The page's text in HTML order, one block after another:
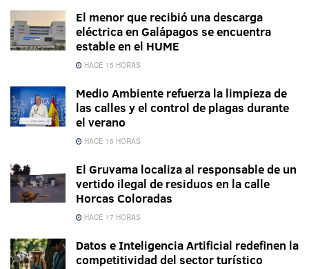
El menor que recibió una descarga
eléctrica en Galápagos se encuentra
estable en el HUME
HACE 15 HORAS
Medio Ambiente refuerza la limpieza de
las calles y el control de plagas durante
el verano
HACE 16 HORAS
El Gruvama localiza al responsable de un
vertido ilegal de residuos en la calle
Horcas Coloradas
HACE 17 HORAS
Datos e Inteligencia Artificial redefinen la
competitividad del sector turístico